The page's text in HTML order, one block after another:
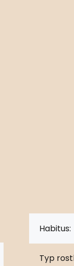
Habitus:
Typ